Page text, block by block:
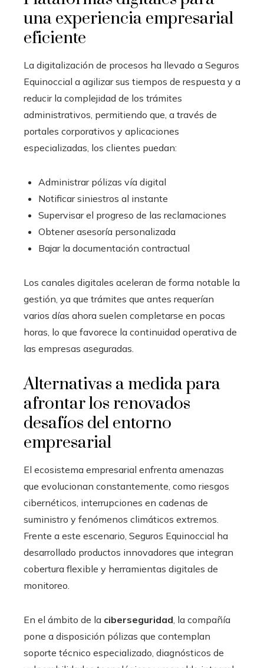
una experiencia empresarial
eficiente
La digitalización de procesos ha llevado a Seguros
Equinoccial a agilizar sus tiempos de respuesta y a
reducir la complejidad de los trámites
administrativos, permitiendo que, a través de
portales corporativos y aplicaciones
especializadas, los clientes puedan:
Administrar pólizas vía digital
Notificar siniestros al instante
Supervisar el progreso de las reclamaciones
Obtener asesoría personalizada
Bajar la documentación contractual
Los canales digitales aceleran de forma notable la
gestión, ya que trámites que antes requerían
varios días ahora suelen completarse en pocas
horas, lo que favorece la continuidad operativa de
las empresas aseguradas.
Alternativas a medida para
afrontar los renovados
desafíos del entorno
empresarial
El ecosistema empresarial enfrenta amenazas
que evolucionan constantemente, como riesgos
cibernéticos, interrupciones en cadenas de
suministro y fenómenos climáticos extremos.
Frente a este escenario, Seguros Equinoccial ha
desarrollado productos innovadores que integran
cobertura flexible y herramientas digitales de
monitoreo.
En el ámbito de la ciberseguridad, la compañía
pone a disposición pólizas que contemplan
soporte técnico especializado, diagnósticos de